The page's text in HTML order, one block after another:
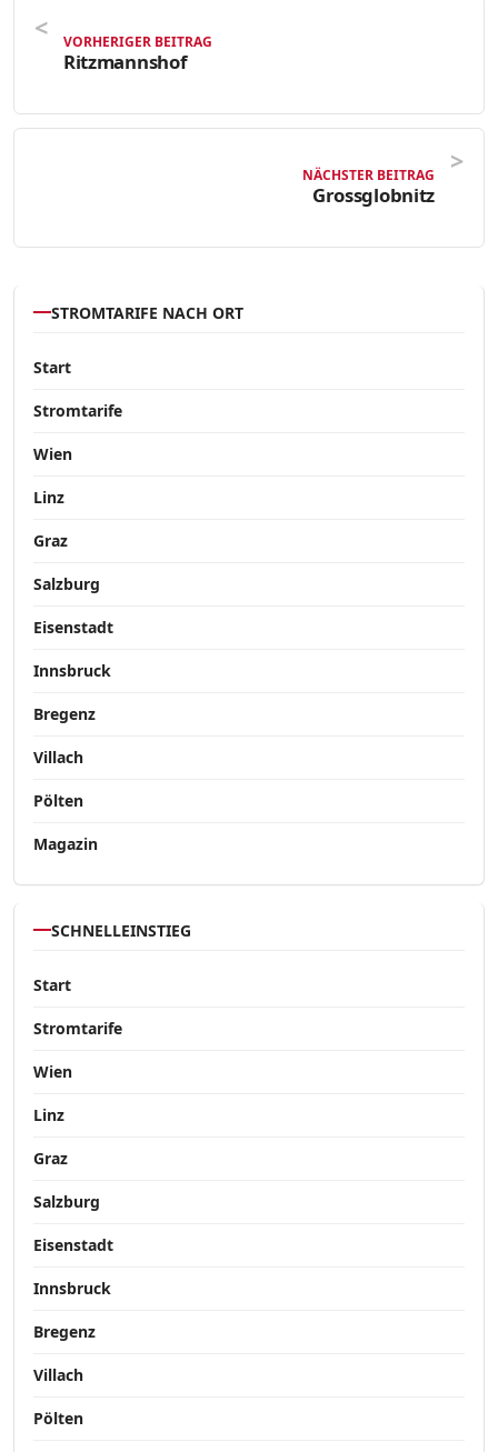
VORHERIGER BEITRAG
Ritzmannshof
NÄCHSTER BEITRAG
Grossglobnitz
STROMTARIFE NACH ORT
Start
Stromtarife
Wien
Linz
Graz
Salzburg
Eisenstadt
Innsbruck
Bregenz
Villach
Pölten
Magazin
SCHNELLEINSTIEG
Start
Stromtarife
Wien
Linz
Graz
Salzburg
Eisenstadt
Innsbruck
Bregenz
Villach
Pölten